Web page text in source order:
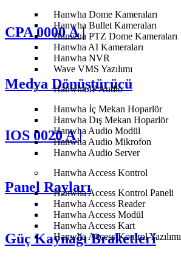
Hanwha Dome Kameraları
Hanwha Bullet Kameraları
Hanwha PTZ Dome Kameraları
Hanwha AI Kameraları
Hanwha NVR
Wave VMS Yazılımı
Hanwha IP Audio
Hanwha İç Mekan Hoparlör
Hanwha Dış Mekan Hoparlör
Hanwha Audio Modül
Hanwha Audio Mikrofon
Hanwha Audio Server
Hanwha Access Kontrol
Hanwha Access Kontrol Paneli
Hanwha Access Reader
Hanwha Access Modül
Hanwha Access Kart
Hanwha Access Kontrol Yazılımı
CPA 0000 A |
Medya Dönüştürücü
IOS 0020 A |
Panel Rayları
Güç Kaynağı Braketleri